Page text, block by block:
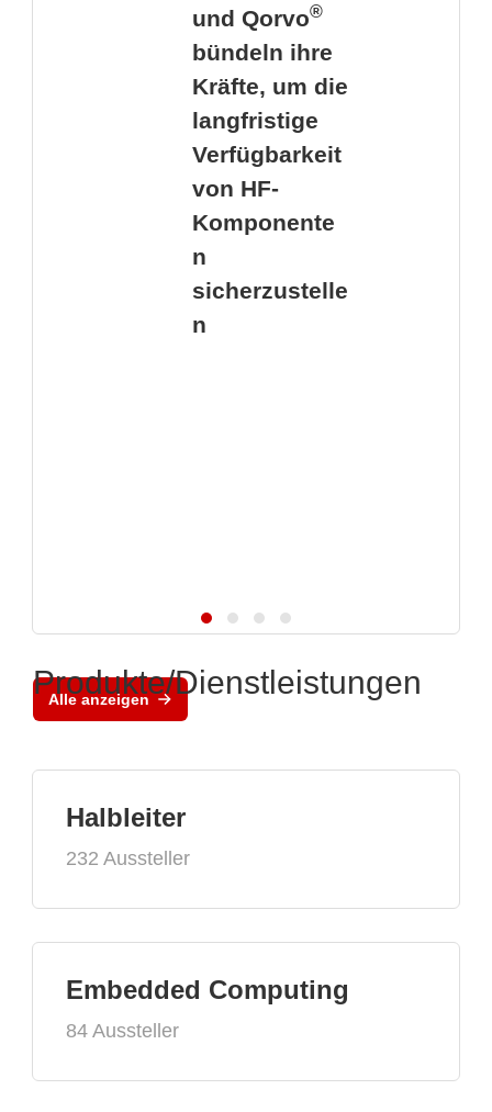
und Qorvo®
bündeln ihre
Kräfte, um die
langfristige
Verfügbarkeit
von HF-
Komponente
n
sicherzustelle
n
Alle anzeigen
Produkte/Dienstleistungen
Halbleiter
232 Aussteller
Embedded Computing
84 Aussteller